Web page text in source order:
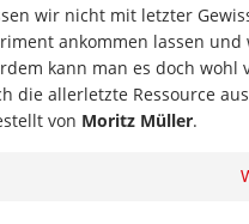
wir nicht mit letzter
ankommen lassen
kann man es doch
die allerletzte Ressource
von Moritz Müller.